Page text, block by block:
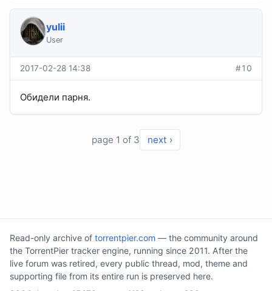
yulii
User
2017-02-28 14:38 #10
Обидели парня.
page 1 of 3 next ›
Read-only archive of torrentpier.com — the community around
the TorrentPier tracker engine, running since 2011. After the
live forum was retired, every public thread, mod, theme and
supporting file from its entire run is preserved here.